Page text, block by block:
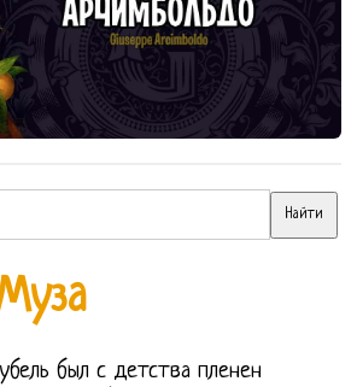
был с детства пленен